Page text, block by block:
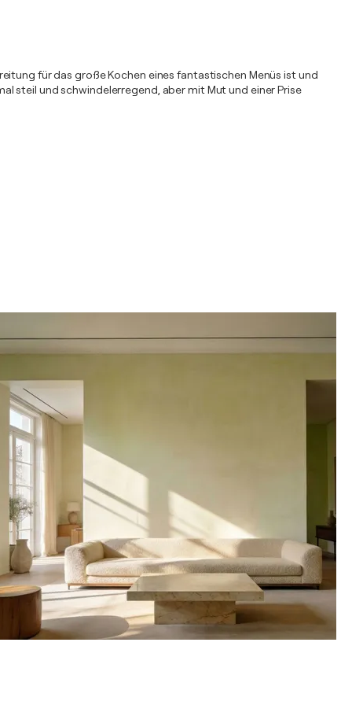
für das große Kochen eines fantastischen Menüs ist und
steil und schwindelerregend, aber mit Mut und einer Prise